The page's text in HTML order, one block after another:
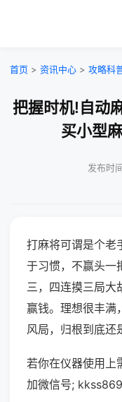
首页 > 资讯中心 > 攻略科
把握时机!自动
买小型
发布时
打麻将可谓是个老
于习惯，不赢头一
三，四连摸三局大
赢钱。理想很丰满
风局，归根到底还
若你在仪器使用上
加微信号;